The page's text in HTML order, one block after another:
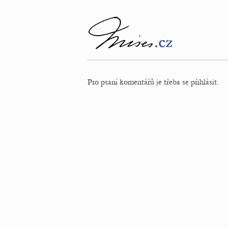
Pro psaní komentářů je třeba se přihlásit.